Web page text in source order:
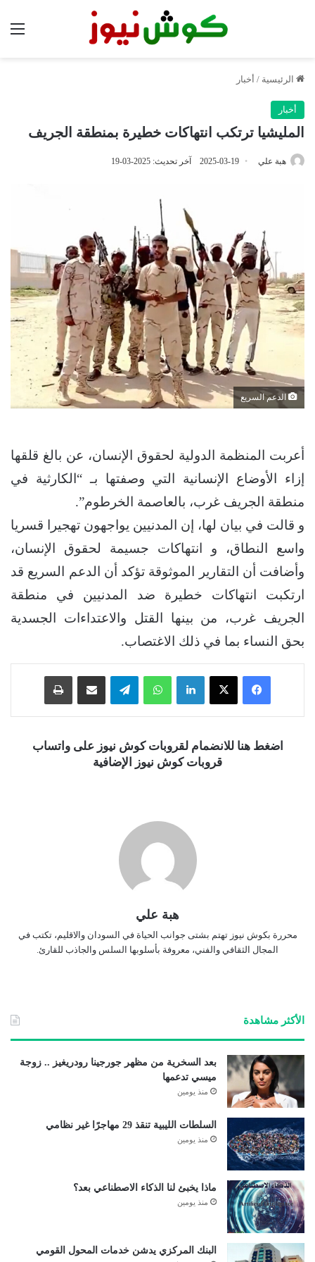
الرئيسية / أخبار
أخبار
المليشيا ترتكب انتهاكات خطيرة بمنطقة الجريف
هبة علي 2025-03-19 آخر تحديث: 2025-03-19
الدعم السريع
أعربت المنظمة الدولية لحقوق الإنسان، عن بالغ قلقها
إزاء الأوضاع الإنسانية التي وصفتها بـ “الكارثية في
منطقة الجريف غرب، بالعاصمة الخرطوم”.
و قالت في بيان لها، إن المدنيين يواجهون تهجيرا قسريا
واسع النطاق، و انتهاكات جسيمة لحقوق الإنسان،
وأضافت أن التقارير الموثوقة تؤكد أن الدعم السريع قد
ارتكبت انتهاكات خطيرة ضد المدنيين في منطقة
الجريف غرب، من بينها القتل والاعتداءات الجسدية
بحق النساء بما في ذلك الاغتصاب.
فيسبوك ‫X لينكدإن واتساب تيلقرام
اضغط هنا للانضمام لقروبات كوش نيوز على واتساب
قروبات كوش نيوز الإضافية
هبة علي
محررة بكوش نيوز تهتم بشتى جوانب الحياة في السودان والاقليم، تكتب في
المجال الثقافي والفني، معروفة بأسلوبها السلس والجاذب للقارئ.
الأكثر مشاهدة
بعد السخرية من مظهر جورجينا رودريغيز .. زوجة
ميسي تدعمها
منذ يومين
السلطات الليبية تنقذ 29 مهاجرًا غير نظامي
منذ يومين
ماذا يخبئ لنا الذكاء الاصطناعي بعد؟
منذ يومين
البنك المركزي يدشن خدمات المحول القومي